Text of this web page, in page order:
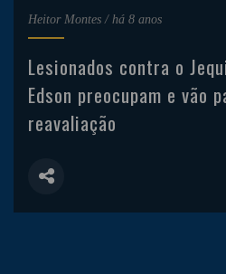
Heitor Montes / há 8 anos
Lesionados contra o
Edson preocupam e vão
reavaliação